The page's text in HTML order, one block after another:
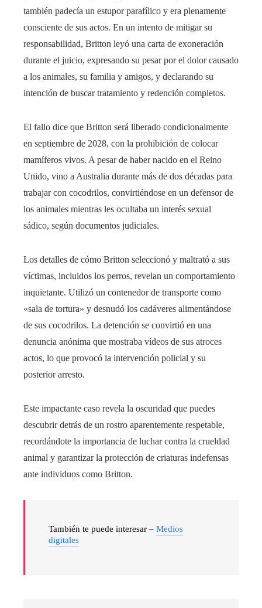
también padecía un estupor parafílico y era plenamente
consciente de sus actos. En un intento de mitigar su
responsabilidad, Britton leyó una carta de exoneración
durante el juicio, expresando su pesar por el dolor causado
a los animales, su familia y amigos, y declarando su
intención de buscar tratamiento y redención completos.
El fallo dice que Britton será liberado condicionalmente
en septiembre de 2028, con la prohibición de colocar
mamíferos vivos. A pesar de haber nacido en el Reino
Unido, vino a Australia durante más de dos décadas para
trabajar con cocodrilos, convirtiéndose en un defensor de
los animales mientras les ocultaba un interés sexual
sádico, según documentos judiciales.
Los detalles de cómo Britton seleccionó y maltrató a sus
víctimas, incluidos los perros, revelan un comportamiento
inquietante. Utilizó un contenedor de transporte como
«sala de tortura» y desnudó los cadáveres alimentándose
de sus cocodrilos. La detención se convirtió en una
denuncia anónima que mostraba vídeos de sus atroces
actos, lo que provocó la intervención policial y su
posterior arresto.
Este impactante caso revela la oscuridad que puedes
descubrir detrás de un rostro aparentemente respetable,
recordándote la importancia de luchar contra la crueldad
animal y garantizar la protección de criaturas indefensas
ante individuos como Britton.
También te puede interesar – Medios
digitales